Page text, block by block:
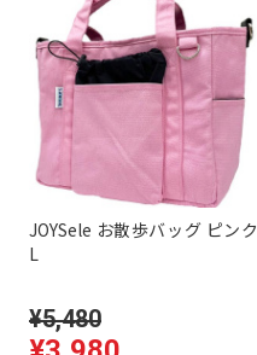
JOYSele お散歩バッグ ピンク
L
¥5,480